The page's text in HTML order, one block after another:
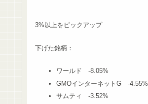
3%以上をピックアップ
下げた銘柄：
ワールド -8.05%
GMOインターネットG -4.55%
サムティ -3.52%